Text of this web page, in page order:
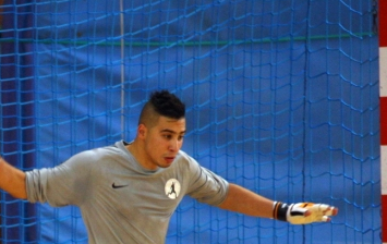
! - 15 novembre 2016
(6-2) - 13 novembre 2016
Picasso - 13 novembre 2016
- 13 novembre 2016
Sud - 13 novembre 2016
ANGERS –